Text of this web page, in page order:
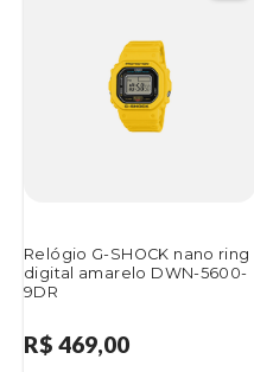
Relógio G-SHOCK nano ring
digital amarelo DWN-5600-
9DR
R$ 469,00